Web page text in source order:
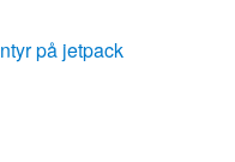
på jetpack